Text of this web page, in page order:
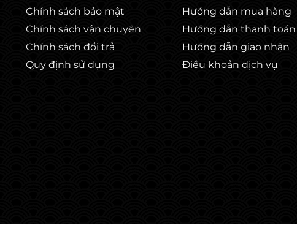
Chính sách bảo mật
Chính sách vận chuyển
Chính sách đổi trả
Quy định sử dụng
Hướng dẫn mua hàng
Hướng dẫn thanh toán
Hướng dẫn giao nhận
Điều khoản dịch vụ